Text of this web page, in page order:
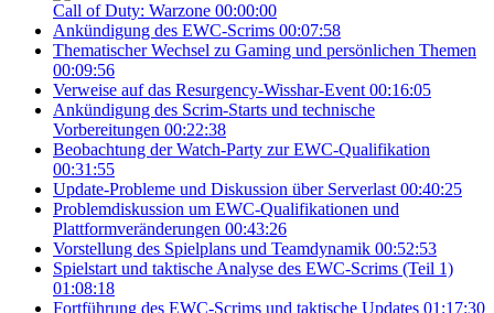
Call of Duty: Warzone 00:00:00
Ankündigung des EWC-Scrims 00:07:58
Thematischer Wechsel zu Gaming und persönlichen Themen
00:09:56
Verweise auf das Resurgency-Wisshar-Event 00:16:05
Ankündigung des Scrim-Starts und technische
Vorbereitungen 00:22:38
Beobachtung der Watch-Party zur EWC-Qualifikation
00:31:55
Update-Probleme und Diskussion über Serverlast 00:40:25
Problemdiskussion um EWC-Qualifikationen und
Plattformveränderungen 00:43:26
Vorstellung des Spielplans und Teamdynamik 00:52:53
Spielstart und taktische Analyse des EWC-Scrims (Teil 1)
01:08:18
Fortführung des EWC-Scrims und taktische Updates 01:17:30